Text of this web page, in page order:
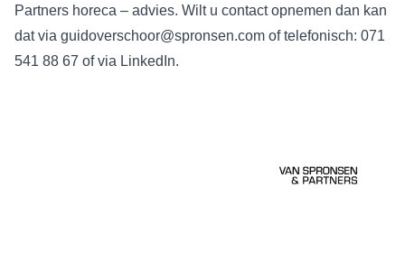
Partners horeca – advies. Wilt u contact opnemen dan kan
dat via guidoverschoor@spronsen.com of telefonisch: 071
541 88 67 of via LinkedIn.